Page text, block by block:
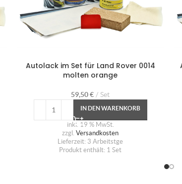
Autolack im Set für Land Rover 0014
molten orange
59,50€ Set
IN DEN WARENKORB
inkl. 19 % MwSt.
zzgl.Versandkosten
Lieferzeit: 3 Arbeitstge
Produkt enthält: 1Set